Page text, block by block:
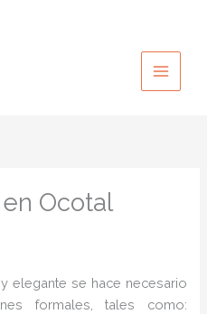
Ocotal
elegante se hace necesario
formales, tales como: